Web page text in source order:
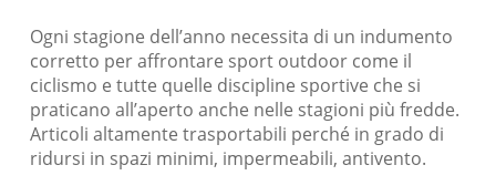
Ogni stagione dell’anno necessita di un indumento
corretto per affrontare sport outdoor come il
ciclismo e tutte quelle discipline sportive che si
praticano all’aperto anche nelle stagioni più fredde.
Articoli altamente trasportabili perché in grado di
ridursi in spazi minimi, impermeabili, antivento.